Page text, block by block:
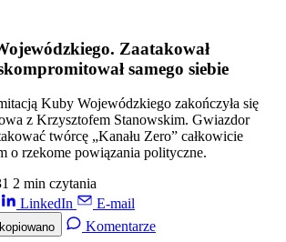
Zaatakował
samego siebie
Kuby Wojewódzkiego zakończyła się
z Krzysztofem Stanowskim. Gwiazdor
twórcę „Kanału Zero” całkowicie
o rzekome powiązania polityczne.
2 min czytania
LinkedIn E-mail
Komentarze